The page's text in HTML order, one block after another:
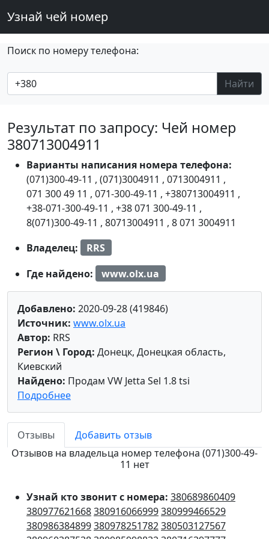
Узнай чей номер
Поиск по номеру телефона:
Найти
Результат по запросу: Чей номер
380713004911
Варианты написания номера телефона:
(071)300-49-11 , (071)3004911 , 0713004911 ,
071 300 49 11 , 071-300-49-11 , +380713004911 ,
+38-071-300-49-11 , +38 071 300-49-11 ,
8(071)300-49-11 , 80713004911 , 8 071 3004911
Владелец:
RRS
Где найдено:
www.olx.ua
Добавлено: 2020-09-28 (419846)
Источник: www.olx.ua
Автор: RRS
Регион \ Город: Донецк, Донецкая область,
Киевский
Найдено: Продам VW Jetta Sel 1.8 tsi
Подробнее
Отзывы
Добавить отзыв
Отзывов на владельца номер телефона (071)300-49-
11 нет
Узнай кто звонит с номера: 380689860409
380977621668380916066999380999466529
380986384899380978251782380503127567